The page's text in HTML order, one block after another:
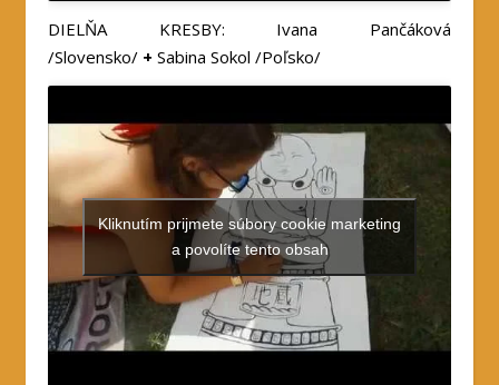
DIELŇA KRESBY: Ivana Pančáková
/Slovensko/ + Sabina Sokol /Poľsko/
Kliknutím prijmete súbory cookie marketing
a povolíte tento obsah